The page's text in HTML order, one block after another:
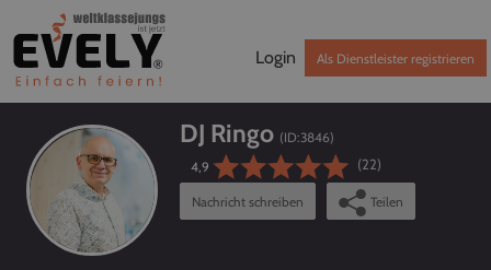
Login Als Dienstleister registrieren
DJ Ringo (ID:3846)
4,9
(22)
Nachricht schreiben Teilen